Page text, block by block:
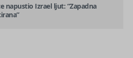
napustio Izrael ljut: “Zapadna